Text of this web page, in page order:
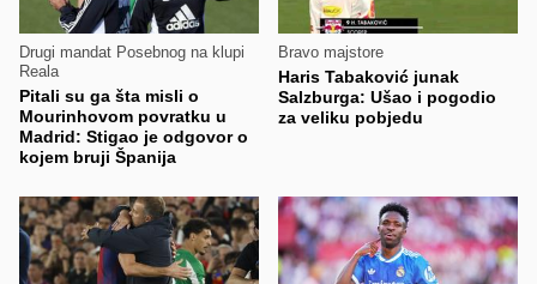
Drugi mandat Posebnog na klupi
Reala
Pitali su ga šta misli o
Mourinhovom povratku u
Madrid: Stigao je odgovor o
kojem bruji Španija
Bravo majstore
Haris Tabaković junak
Salzburga: Ušao i pogodio
za veliku pobjedu